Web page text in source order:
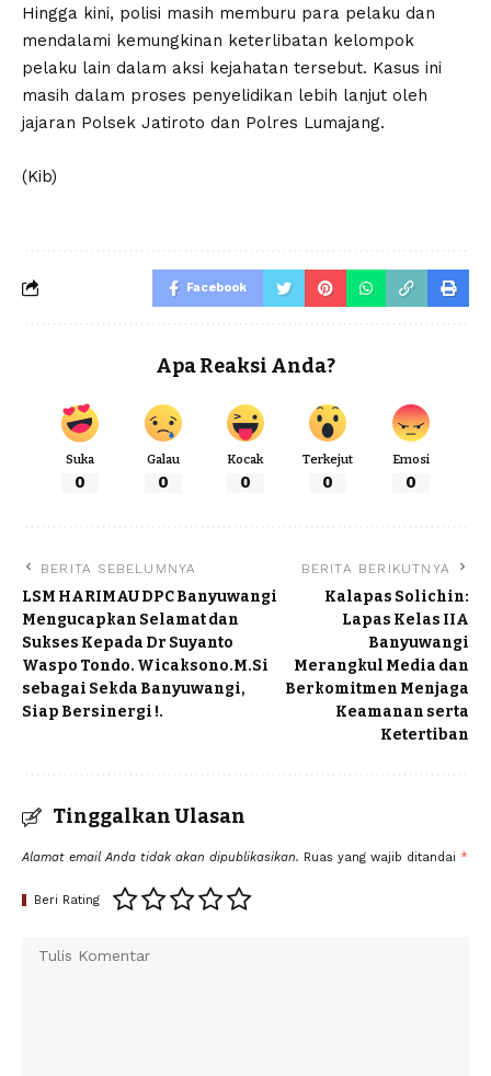
Hingga kini, polisi masih memburu para pelaku dan
mendalami kemungkinan keterlibatan kelompok
pelaku lain dalam aksi kejahatan tersebut. Kasus ini
masih dalam proses penyelidikan lebih lanjut oleh
jajaran Polsek Jatiroto dan Polres Lumajang.
(Kib)
Facebook
Apa Reaksi Anda?
Suka
0
Galau
0
Kocak
0
Terkejut
0
Emosi
0
BERITA SEBELUMNYA
LSM HARIMAU DPC Banyuwangi
Mengucapkan Selamat dan
Sukses Kepada Dr Suyanto
Waspo Tondo. Wicaksono.M.Si
sebagai Sekda Banyuwangi,
Siap Bersinergi !.
BERITA BERIKUTNYA
Kalapas Solichin:
Lapas Kelas IIA
Banyuwangi
Merangkul Media dan
Berkomitmen Menjaga
Keamanan serta
Ketertiban
Tinggalkan Ulasan
Alamat email Anda tidak akan dipublikasikan. Ruas yang wajib ditandai *
Beri Rating